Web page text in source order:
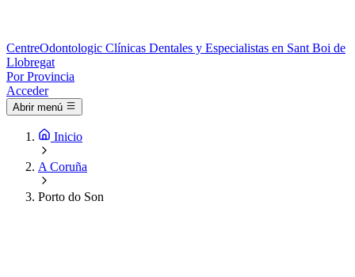
CentreOdontologic Clínicas Dentales y Especialistas en Sant Boi de
Llobregat
Por Provincia
Acceder
Abrir menú
Inicio
A Coruña
Porto do Son